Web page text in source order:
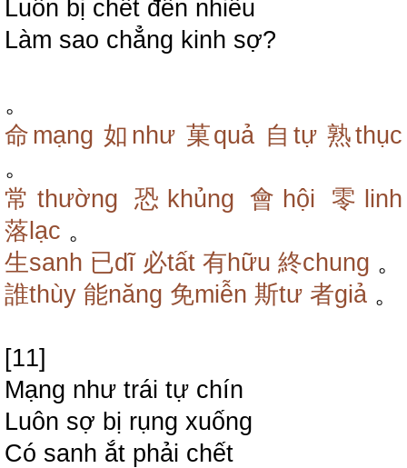
Luôn bị chết đến nhiễu
Làm sao chẳng kinh sợ?
。
命mạng 如như 菓quả 自tự 熟thục
。
常thường
恐khủng 會hội
零linh
落lạc 。
生sanh 已dĩ 必tất 有hữu 終chung 。
誰thùy 能năng 免miễn 斯tư 者giả 。
[11]
Mạng như trái tự chín
Luôn sợ bị rụng xuống
Có sanh ắt phải chết